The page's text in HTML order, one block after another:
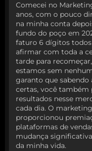
Comecei no
anos, com o pouco
na minha conta
fundo do poço em
faturo 6 dígitos todos
afirmar com toda a
tarde para
estamos sem
garanto que sabendo
certas, você também
resultados nesse
cada dia. O
proporcionou
plataformas de
mudança
da minha vida.